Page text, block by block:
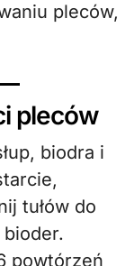
pleców,
pleców
biodra i
tułów do
powtórzeń